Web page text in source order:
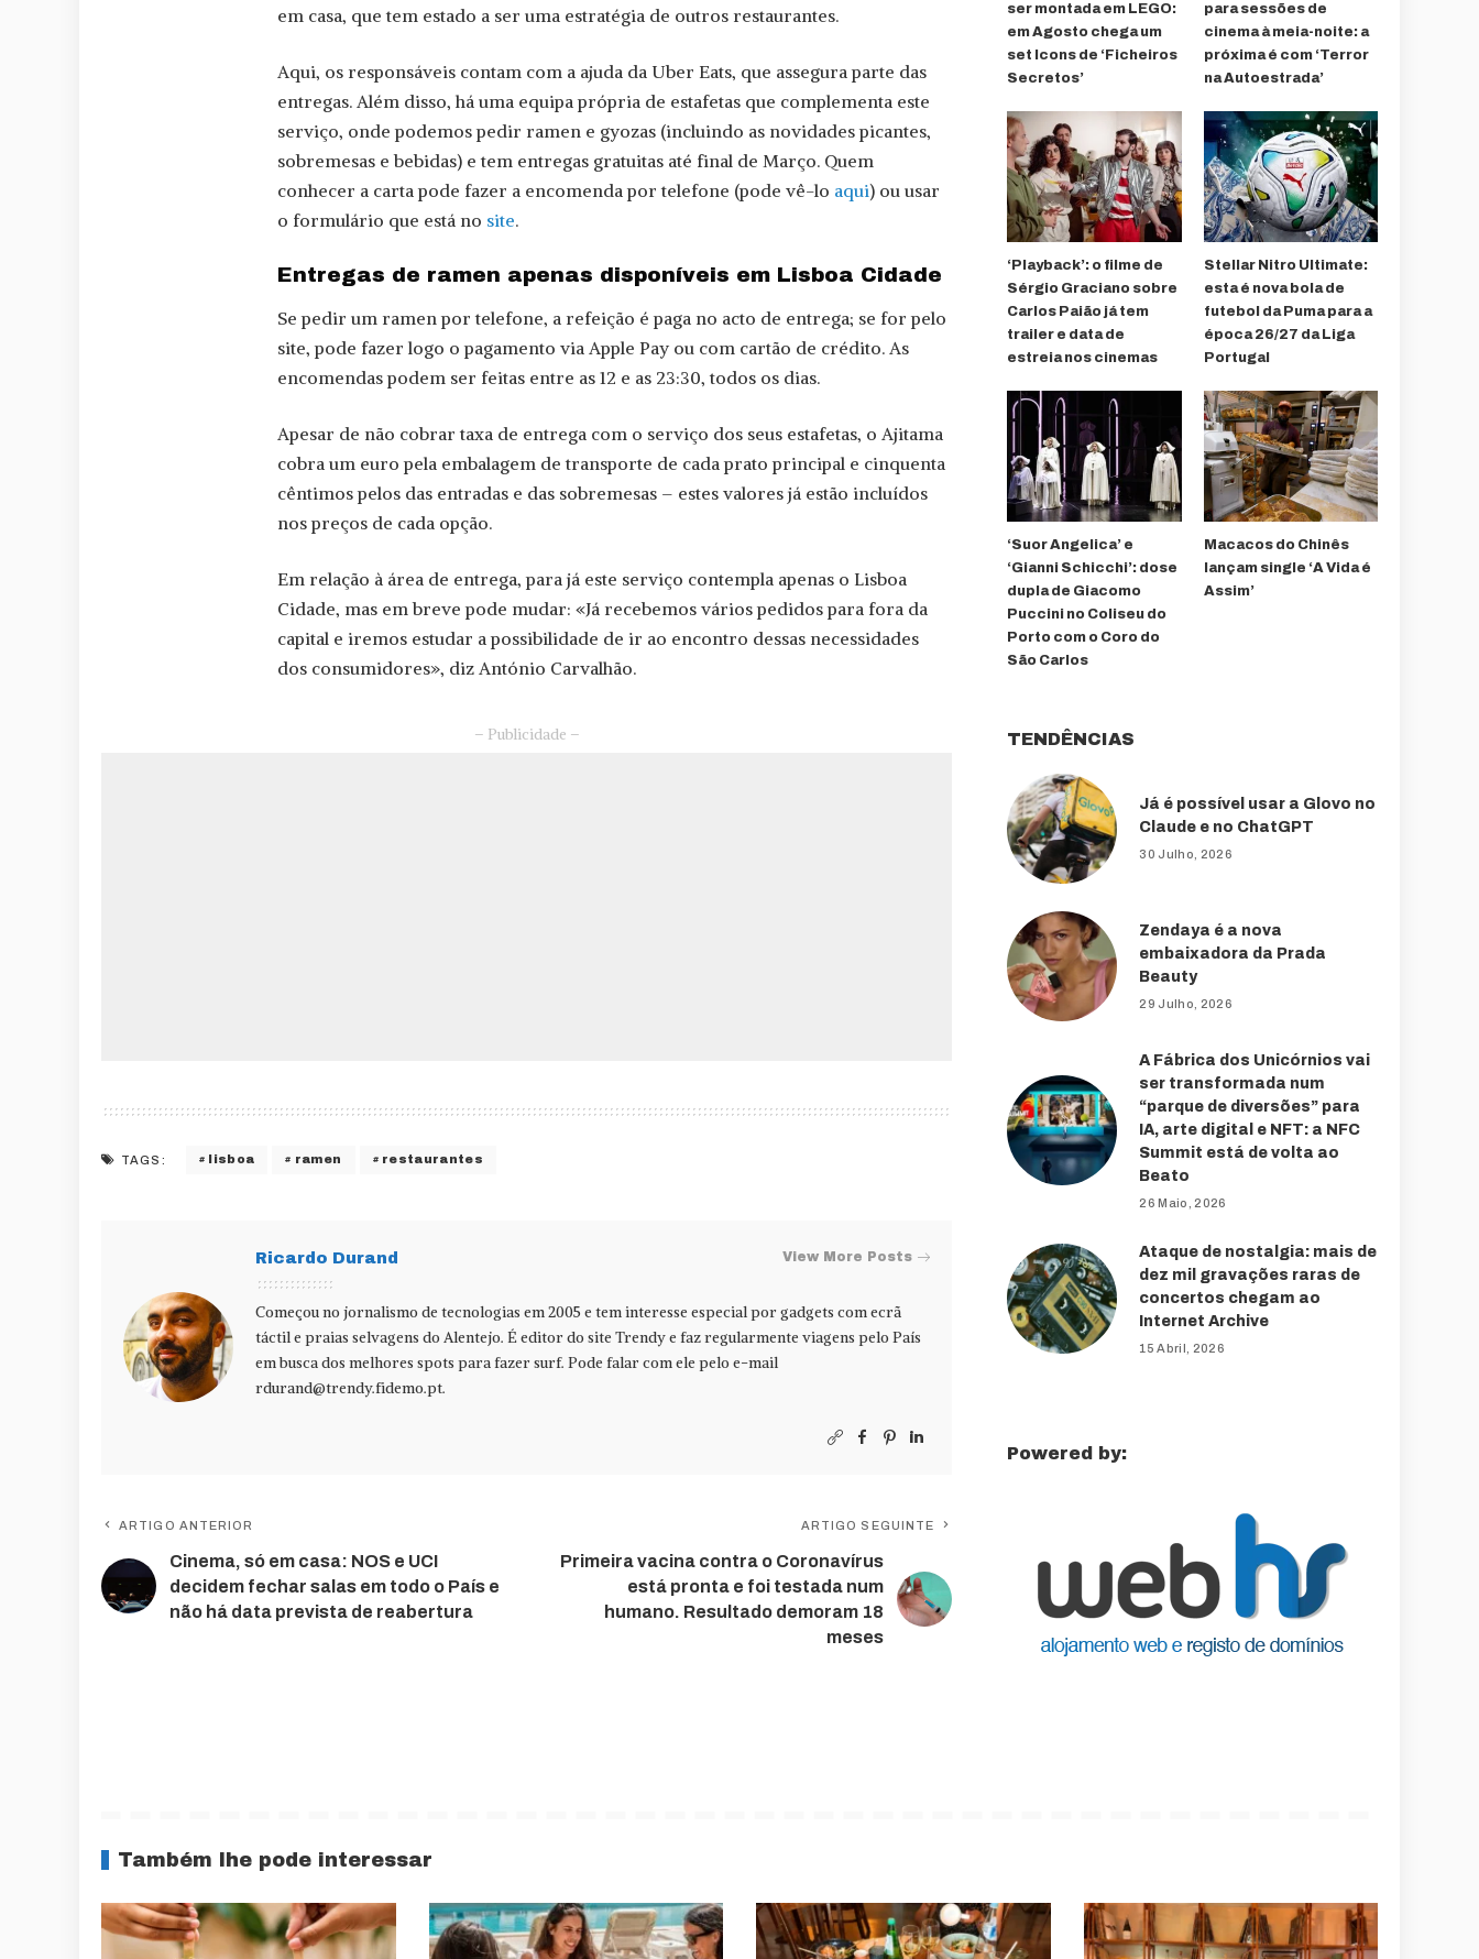
em casa, que tem estado a ser uma estratégia de outros restaurantes.
Aqui, os responsáveis contam com a ajuda da Uber Eats, que assegura parte das
entregas. Além disso, há uma equipa própria de estafetas que complementa este
serviço, onde podemos pedir ramen e gyozas (incluindo as novidades picantes,
sobremesas e bebidas) e tem entregas gratuitas até final de Março. Quem
conhecer a carta pode fazer a encomenda por telefone (pode vê-lo aqui) ou usar
o formulário que está no site.
Entregas de ramen apenas disponíveis em Lisboa Cidade
Se pedir um ramen por telefone, a refeição é paga no acto de entrega; se for pelo
site, pode fazer logo o pagamento via Apple Pay ou com cartão de crédito. As
encomendas podem ser feitas entre as 12 e as 23:30, todos os dias.
Apesar de não cobrar taxa de entrega com o serviço dos seus estafetas, o Ajitama
cobra um euro pela embalagem de transporte de cada prato principal e cinquenta
cêntimos pelos das entradas e das sobremesas – estes valores já estão incluídos
nos preços de cada opção.
Em relação à área de entrega, para já este serviço contempla apenas o Lisboa
Cidade, mas em breve pode mudar: «Já recebemos vários pedidos para fora da
capital e iremos estudar a possibilidade de ir ao encontro dessas necessidades
dos consumidores», diz António Carvalhão.
– Publicidade –
TAGS: lisboa ramen restaurantes
Ricardo Durand View More Posts
Começou no jornalismo de tecnologias em 2005 e tem interesse especial por gadgets com ecrã
táctil e praias selvagens do Alentejo. É editor do site Trendy e faz regularmente viagens pelo País
em busca dos melhores spots para fazer surf. Pode falar com ele pelo e-mail
rdurand@trendy.fidemo.pt.
ARTIGO ANTERIOR
Cinema, só em casa: NOS e UCI
decidem fechar salas em todo o País e
não há data prevista de reabertura
ARTIGO SEGUINTE
Primeira vacina contra o Coronavírus
está pronta e foi testada num
humano. Resultado demoram 18
meses
ser montada em LEGO:
em Agosto chega um
set Icons de ‘Ficheiros
Secretos’
para sessões de
cinema à meia-noite: a
próxima é com ‘Terror
na Autoestrada’
‘Playback’: o filme de
Sérgio Graciano sobre
Carlos Paião já tem
trailer e data de
estreia nos cinemas
Stellar Nitro Ultimate:
esta é nova bola de
futebol da Puma para a
época 26/27 da Liga
Portugal
‘Suor Angelica’ e
‘Gianni Schicchi’: dose
dupla de Giacomo
Puccini no Coliseu do
Porto com o Coro do
São Carlos
Macacos do Chinês
lançam single ‘A Vida é
Assim’
TENDÊNCIAS
Já é possível usar a Glovo no
Claude e no ChatGPT
30 Julho, 2026
Zendaya é a nova
embaixadora da Prada
Beauty
29 Julho, 2026
A Fábrica dos Unicórnios vai
ser transformada num
“parque de diversões” para
IA, arte digital e NFT: a NFC
Summit está de volta ao
Beato
26 Maio, 2026
Ataque de nostalgia: mais de
dez mil gravações raras de
concertos chegam ao
Internet Archive
15 Abril, 2026
Powered by:
Também lhe pode interessar